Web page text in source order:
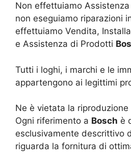
Non effettuiamo
non eseguiamo riparazioni
effettuiamo Vendita,
e Assistenza di Prodotti
Tutti i loghi, i marchi e le
appartengono ai legittimi
Ne è vietata la riproduzione
Ogni riferimento a Bosch è
esclusivamente descrittivo
riguarda la fornitura di